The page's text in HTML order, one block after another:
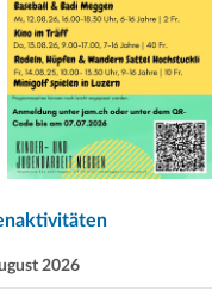
2026